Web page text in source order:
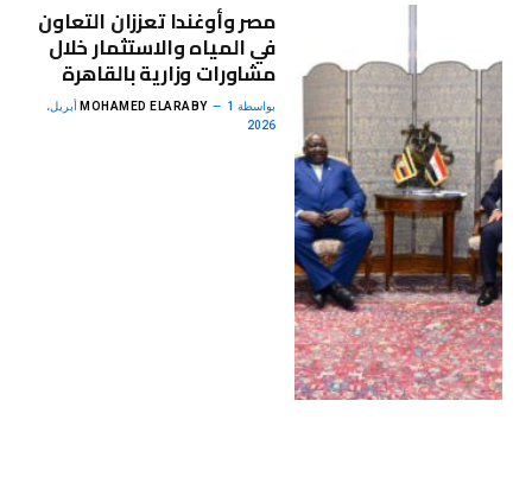
مصر وأوغندا تعززان التعاون
في المياه والاستثمار خلال
مشاورات وزارية بالقاهرة
بواسطة MOHAMED ELARABY 1 أبريل،
2026